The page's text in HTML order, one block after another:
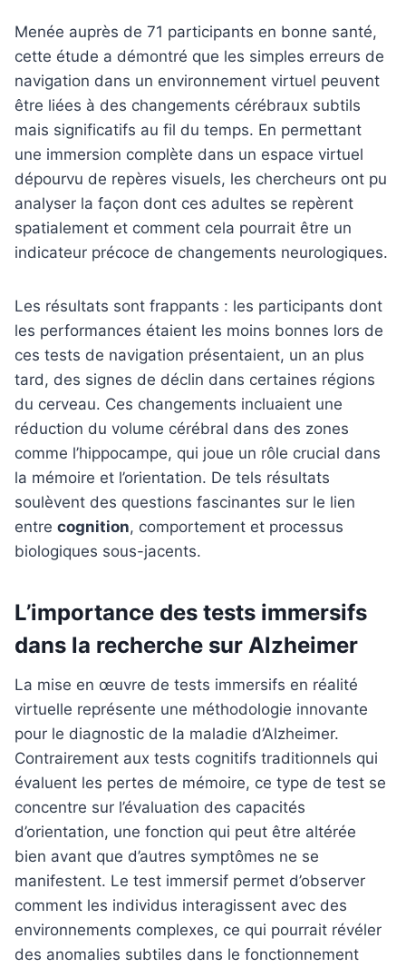
Menée auprès de 71 participants en bonne santé,
cette étude a démontré que les simples erreurs de
navigation dans un environnement virtuel peuvent
être liées à des changements cérébraux subtils
mais significatifs au fil du temps. En permettant
une immersion complète dans un espace virtuel
dépourvu de repères visuels, les chercheurs ont pu
analyser la façon dont ces adultes se repèrent
spatialement et comment cela pourrait être un
indicateur précoce de changements neurologiques.
Les résultats sont frappants : les participants dont
les performances étaient les moins bonnes lors de
ces tests de navigation présentaient, un an plus
tard, des signes de déclin dans certaines régions
du cerveau. Ces changements incluaient une
réduction du volume cérébral dans des zones
comme l’hippocampe, qui joue un rôle crucial dans
la mémoire et l’orientation. De tels résultats
soulèvent des questions fascinantes sur le lien
entre cognition, comportement et processus
biologiques sous-jacents.
L’importance des tests immersifs
dans la recherche sur Alzheimer
La mise en œuvre de tests immersifs en réalité
virtuelle représente une méthodologie innovante
pour le diagnostic de la maladie d’Alzheimer.
Contrairement aux tests cognitifs traditionnels qui
évaluent les pertes de mémoire, ce type de test se
concentre sur l’évaluation des capacités
d’orientation, une fonction qui peut être altérée
bien avant que d’autres symptômes ne se
manifestent. Le test immersif permet d’observer
comment les individus interagissent avec des
environnements complexes, ce qui pourrait révéler
des anomalies subtiles dans le fonctionnement